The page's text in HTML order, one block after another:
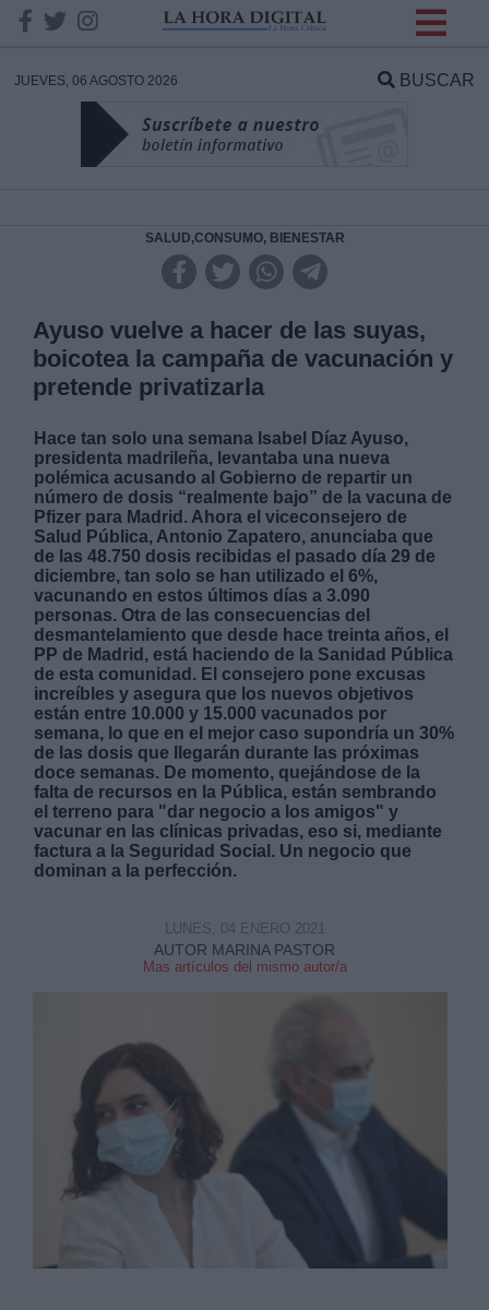
JUEVES, 06 AGOSTO 2026 BUSCAR
SALUD,CONSUMO, BIENESTAR
Ayuso vuelve a hacer de las suyas,
boicotea la campaña de vacunación y
pretende privatizarla
Hace tan solo una semana Isabel Díaz Ayuso,
presidenta madrileña, levantaba una nueva
polémica acusando al Gobierno de repartir un
número de dosis “realmente bajo” de la vacuna de
Pfizer para Madrid. Ahora el viceconsejero de
Salud Pública, Antonio Zapatero, anunciaba que
de las 48.750 dosis recibidas el pasado día 29 de
diciembre, tan solo se han utilizado el 6%,
vacunando en estos últimos días a 3.090
personas. Otra de las consecuencias del
desmantelamiento que desde hace treinta años, el
PP de Madrid, está haciendo de la Sanidad Pública
de esta comunidad. El consejero pone excusas
increíbles y asegura que los nuevos objetivos
están entre 10.000 y 15.000 vacunados por
semana, lo que en el mejor caso supondría un 30%
de las dosis que llegarán durante las próximas
doce semanas. De momento, quejándose de la
falta de recursos en la Pública, están sembrando
el terreno para "dar negocio a los amigos" y
vacunar en las clínicas privadas, eso si, mediante
factura a la Seguridad Social. Un negocio que
dominan a la perfección.
AUTOR MARINA PASTOR
Mas artículos del mismo autor/a
LUNES, 04 ENERO 2021
DATOS
Responsable:
Legitimación:
Destinatarios:
Derechos:
link
Información adicional
link